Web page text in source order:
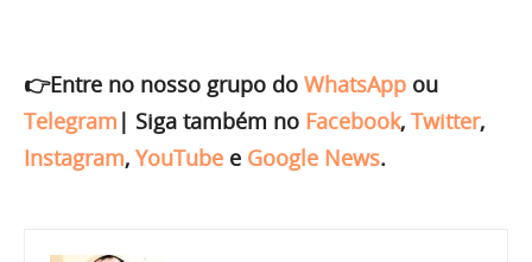
👉Entre no nosso grupo do WhatsApp ou
Telegram | Siga também no Facebook, Twitter,
Instagram, YouTube e Google News.